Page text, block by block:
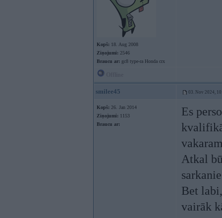
Kopš: 18. Aug 2008
Ziņojumi: 2546
Braucu ar: gc8 type-ra Honda crx
smilee45 03. Nov 2024,
Kopš: 26. Jan 2014
Ziņojumi: 1153
Braucu ar:
Es
Atkal
Bet
vairāk